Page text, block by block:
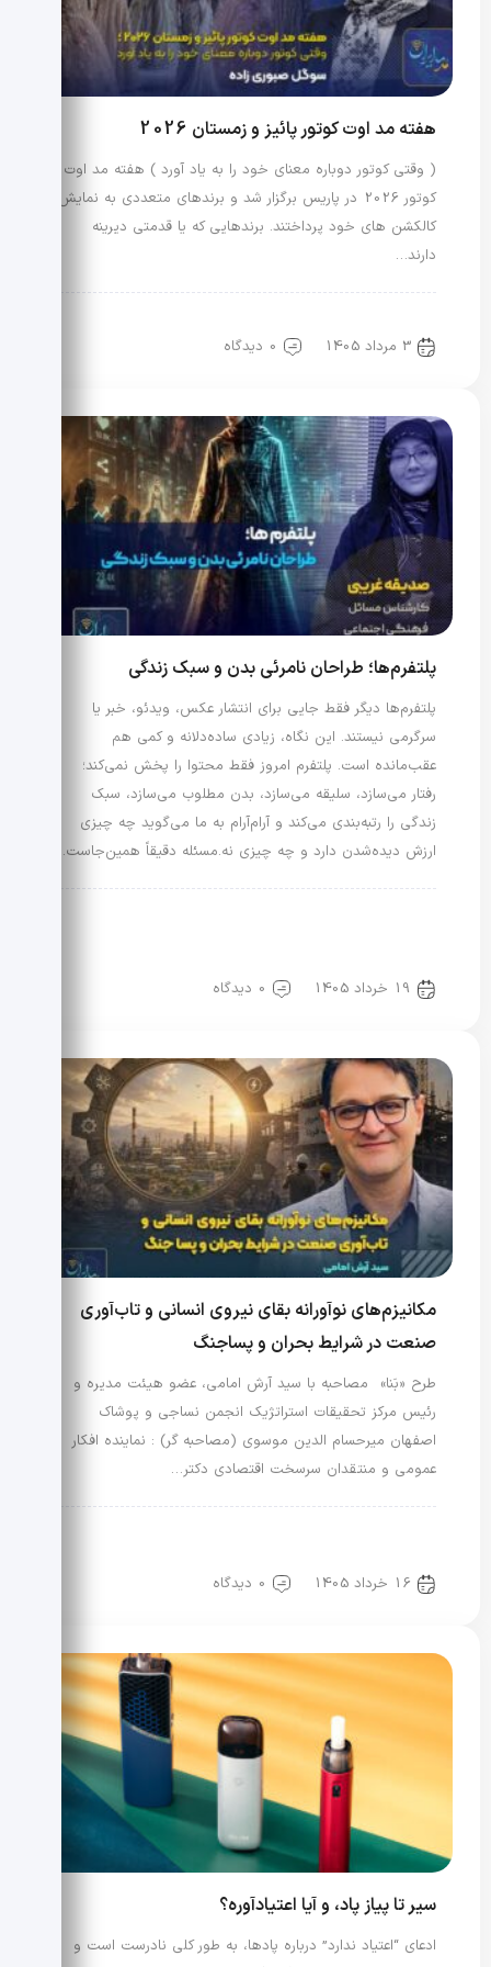
هفته مد اوت کوتور پائیز و زمستان 2026
( وقتی کوتور دوباره معنای خود را به یاد آورد ) هفته مد اوت
کوتور 2026 در پاریس برگزار شد و برندهای متعددی به نمایش
کالکشن های خود پرداختند. برندهایی که یا قدمتی دیرینه
دارند…
3 مرداد 1405 0 دیدگاه
پلتفرم‌ها؛ طراحان نامرئی بدن و سبک زندگی
پلتفرم‌ها دیگر فقط جایی برای انتشار عکس، ویدئو، خبر یا
سرگرمی نیستند. این نگاه، زیادی ساده‌دلانه و کمی هم
عقب‌مانده است. پلتفرم امروز فقط محتوا را پخش نمی‌کند؛
رفتار می‌سازد، سلیقه می‌سازد، بدن مطلوب می‌سازد، سبک
زندگی را رتبه‌بندی می‌کند و آرام‌آرام به ما می‌گوید چه چیزی
ارزش دیده‌شدن دارد و چه چیزی نه.مسئله دقیقاً همین‌جاست.
19 خرداد 1405 0 دیدگاه
مکانیزم‌های نوآورانه بقای نیروی انسانی و تاب‌آوری
صنعت در شرایط بحران و پساجنگ
طرح «بَنا» مصاحبه با سید آرش امامی، عضو هیئت مدیره و
رئیس مرکز تحقیقات استراتژیک انجمن نساجی و پوشاک
اصفهان میرحسام الدین موسوی (مصاحبه گر) : نماینده افکار
عمومی و منتقدان سرسخت اقتصادی دکتر…
16 خرداد 1405 0 دیدگاه
سیر تا پیاز پاد، و آیا اعتیادآوره؟
ادعای “اعتیاد ندارد” درباره پادها، به طور کلی نادرست است و